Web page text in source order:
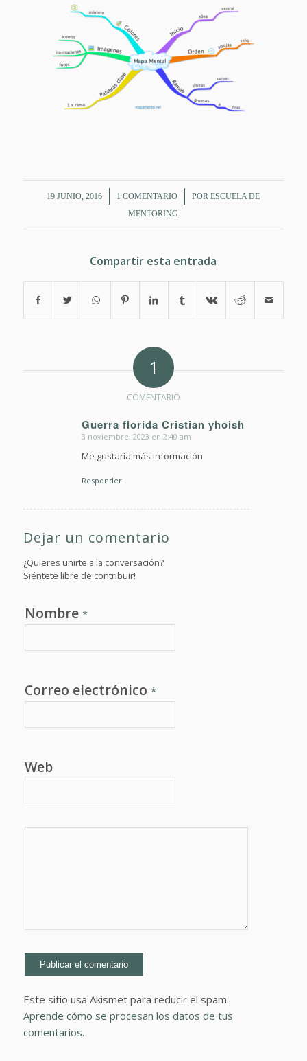
19 JUNIO, 2016
/ 1 COMENTARIO
/ PORESCUELA DE
MENTORING
Compartir esta entrada
1
COMENTARIO
Guerra florida Cristian yhoish
Dice:
3 noviembre, 2023 en 2:40 am
Me gustaría más información
Responder
Dejar un comentario
¿Quieres unirte a la conversación?
Siéntete libre de contribuir!
Nombre *
Correo electrónico *
Web
Este sitio usa Akismet para reducir el spam.
Aprende cómo se procesan los datos de tus
comentarios.